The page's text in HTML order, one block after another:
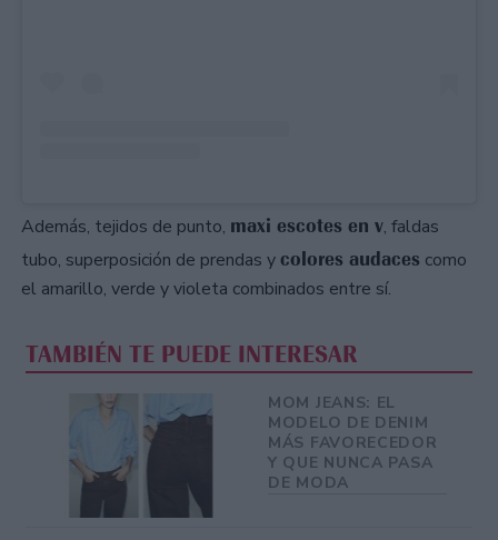
Además, tejidos de punto, maxi escotes en v, faldas
tubo, superposición de prendas ycolores audaces como
el amarillo, verde y violeta combinados entre sí.
TAMBIÉN TE PUEDE INTERESAR
MOM JEANS: EL
MODELO DE DENIM
MÁS FAVORECEDOR
Y QUE NUNCA PASA
DE MODA